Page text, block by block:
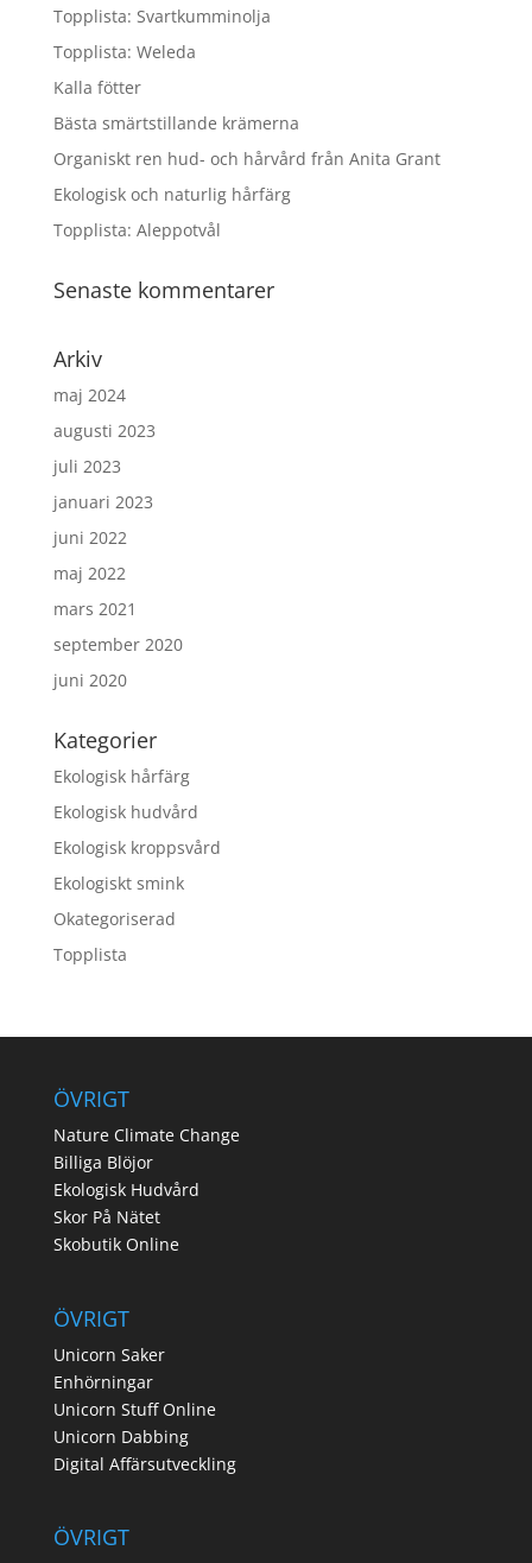
Topplista: Svartkumminolja
Topplista: Weleda
Kalla fötter
Bästa smärtstillande krämerna
Organiskt ren hud- och hårvård från Anita Grant
Ekologisk och naturlig hårfärg
Topplista: Aleppotvål
Senaste kommentarer
Arkiv
maj 2024
augusti 2023
juli 2023
januari 2023
juni 2022
maj 2022
mars 2021
september 2020
juni 2020
Kategorier
Ekologisk hårfärg
Ekologisk hudvård
Ekologisk kroppsvård
Ekologiskt smink
Okategoriserad
Topplista
ÖVRIGT
Nature Climate Change
Billiga Blöjor
Ekologisk Hudvård
Skor På Nätet
Skobutik Online
ÖVRIGT
Unicorn Saker
Enhörningar
Unicorn Stuff Online
Unicorn Dabbing
Digital Affärsutveckling
ÖVRIGT